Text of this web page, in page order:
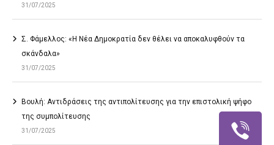
31/07/2025
Σ. Φάμελλος: «Η Νέα Δημοκρατία δεν θέλει να αποκαλυφθούν τα
σκάνδαλα»
31/07/2025
Βουλή: Αντιδράσεις της αντιπολίτευσης για την επιστολική ψήφο
της συμπολίτευσης
31/07/2025